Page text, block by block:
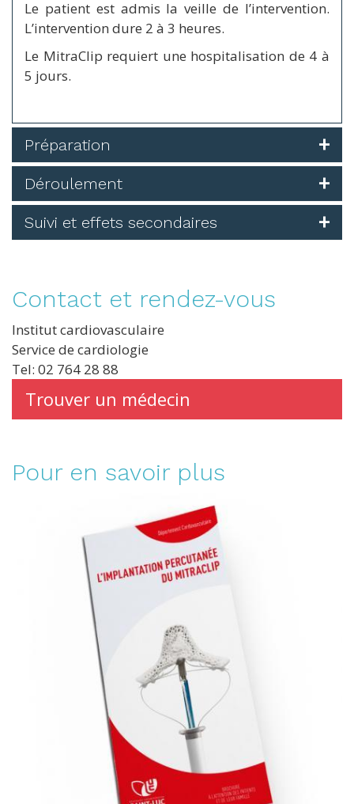
Le patient est admis la veille de l’intervention.
L’intervention dure 2 à 3 heures.
Le MitraClip requiert une hospitalisation de 4 à
5 jours.
Préparation
Déroulement
Suivi et effets secondaires
Contact et rendez-vous
Institut cardiovasculaire
Service de cardiologie
Tel: 02 764 28 88
Trouver un médecin
Pour en savoir plus